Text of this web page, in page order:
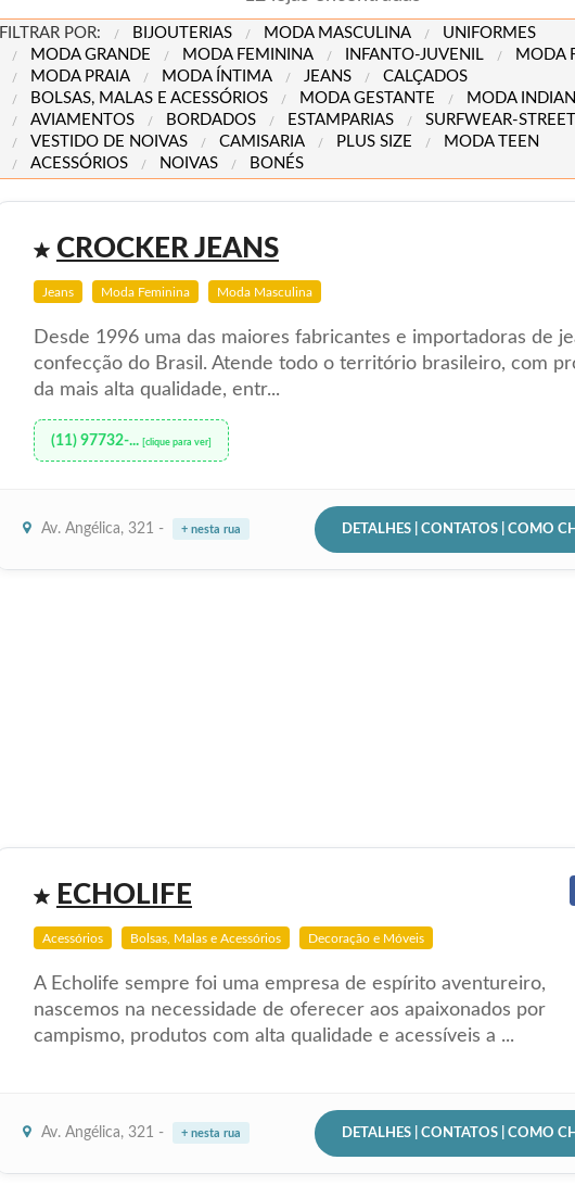
FILTRAR POR: BIJOUTERIAS MODA MASCULINA
UNIFORMES
MODA GRANDE
MODA FEMININA INFANTO-JUVENIL
MODA
MODA PRAIA
MODA ÍNTIMA JEANS
CALÇADOS
BOLSAS, MALAS E ACESSÓRIOS
MODA GESTANTE
MODA
AVIAMENTOS
BORDADOS ESTAMPARIAS
SURFWEAR-
VESTIDO DE NOIVAS
CAMISARIA PLUS SIZE
MODA TEEN
ACESSÓRIOS
NOIVAS BONÉS
CROCKER JEANS
Jeans Moda Feminina Moda Masculina
Desde 1996 uma das maiores fabricantes e importadoras de
confecção do Brasil. Atende todo o território brasileiro, com
da mais alta qualidade, entr...
(11) 97732-... [clique para ver]
Av. Angélica, 321 - + nesta rua DETALHES | CONTATOS | COMO
ECHOLIFE
Acessórios Bolsas, Malas e Acessórios Decoração e Móveis
A Echolife sempre foi uma empresa de espírito aventureiro,
nascemos na necessidade de oferecer aos apaixonados por
campismo, produtos com alta qualidade e acessíveis a ...
Av. Angélica, 321 - + nesta rua DETALHES | CONTATOS | COMO